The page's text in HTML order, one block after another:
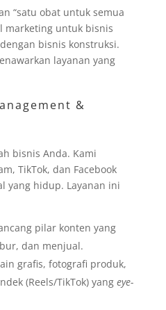
“satu obat untuk semua
marketing untuk bisnis
bisnis konstruksi.
layanan yang
&
bisnis Anda. Kami
TikTok, dan Facebook
yang hidup. Layanan ini
pilar konten yang
dan menjual.
grafis, fotografi produk,
(Reels/TikTok) yang eye-